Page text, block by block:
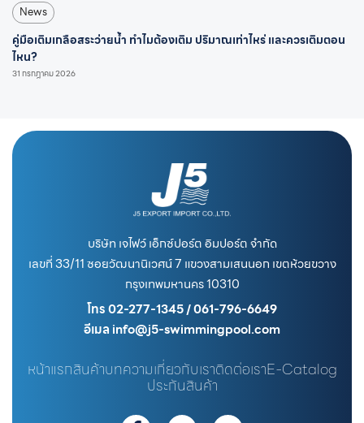
News
คู่มือเติมเกลือสระว่ายน้ำ ทำไมต้องเติม ปริมาณเท่าไหร่ และควรเติมตอน
ไหน?
31 กรกฎาคม 2026
บริษัท เจไฟว์ เอ็กซ์ปอร์ต อิมปอร์ต จำกัด
เลขที่ 33/11 ซอยวัฒนานิเวศน์ 7 แขวงสามเสนนอก เขตห้วยขวาง
กรุงเทพมหานคร 10310
โทร 02-277-1345 / 061-796-6649
อีเมล info@j5-swimmingpool.com
หน้าแรกสินค้าบทความเกี่ยวกับเราติดต่อเราE-Catalog
ประกันสินค้า